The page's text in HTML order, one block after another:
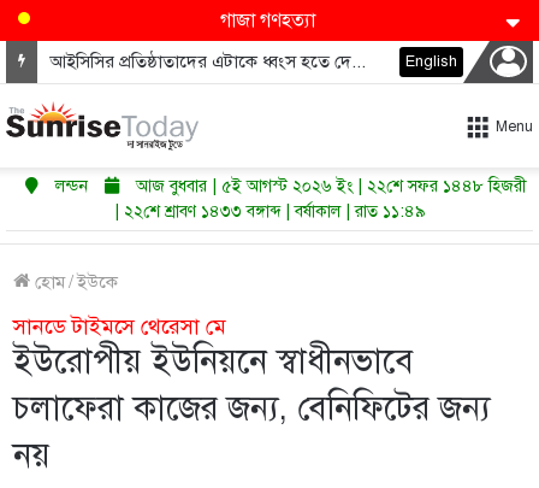
গাজা গণহত্যা
আইসিসির প্রতিষ্ঠাতাদের এটাকে ধ্বংস হতে দেওয়া উচিত নয় English
Menu
লন্ডন
আজ বুধবার | ৫ই আগস্ট ২০২৬ ইং | ২২শে সফর ১৪৪৮ হিজরী
| ২২শে শ্রাবণ ১৪৩৩ বঙ্গাব্দ | বর্ষাকাল | রাত ১১:৪৯
হোম/ইউকে
সানডে টাইমসে থেরেসা মে
ইউরোপীয় ইউনিয়নে স্বাধীনভাবে
চলাফেরা কাজের জন্য, বেনিফিটের জন্য
নয়